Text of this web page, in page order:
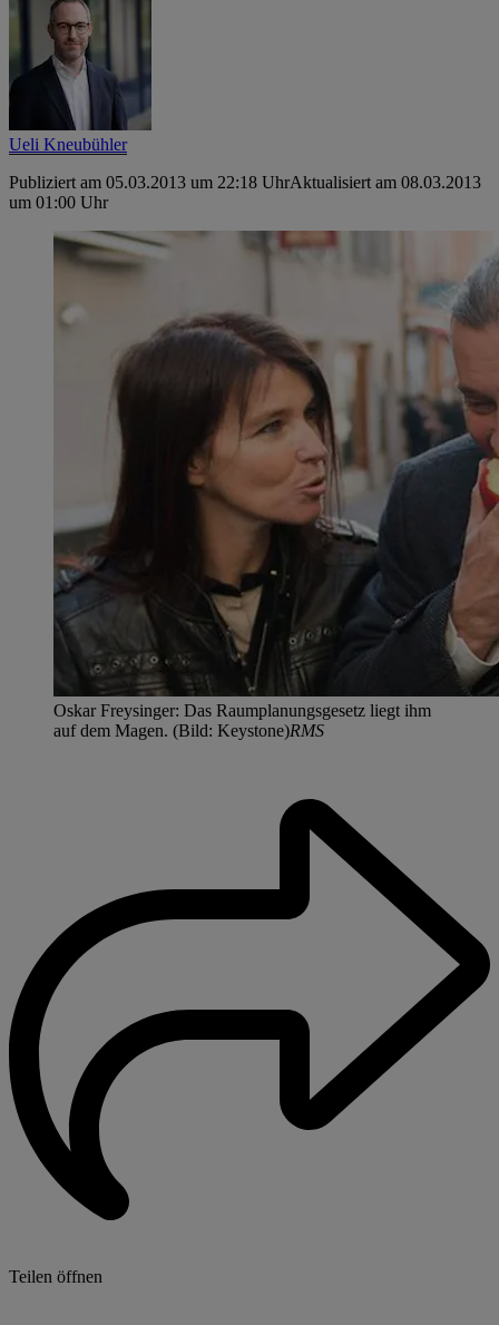
Ueli Kneubühler
Publiziert am 05.03.2013 um 22:18 UhrAktualisiert am 08.03.2013
um 01:00 Uhr
Oskar Freysinger: Das Raumplanungsgesetz liegt ihm
auf dem Magen. (Bild: Keystone)RMS
Teilen öffnen